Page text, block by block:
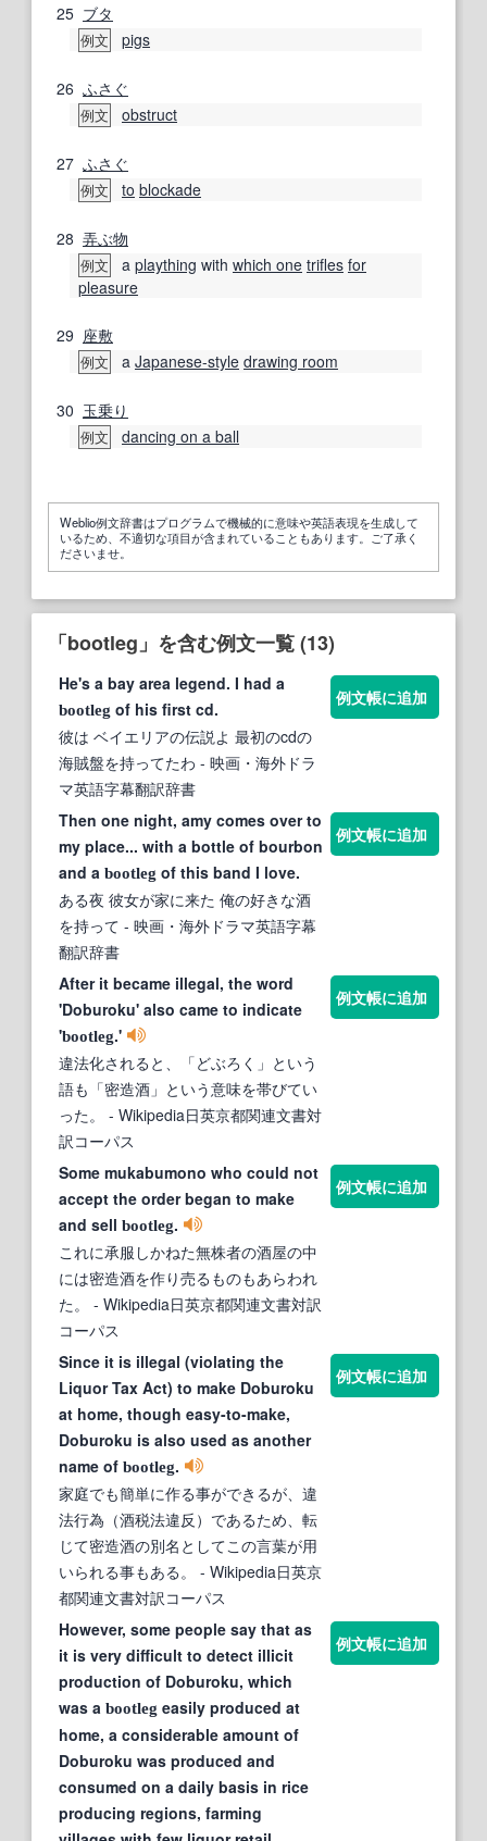
25 ブタ
例文 pigs
26 ふさぐ
例文 obstruct
27 ふさぐ
例文 to blockade
28 弄ぶ物
例文 a plaything with which one trifles for
pleasure
29 座敷
例文 a Japanese-style drawing room
30 玉乗り
例文 dancing on a ball
Weblio例文辞書はプログラムで機械的に意味や英語表現を生成して
いるため、不適切な項目が含まれていることもあります。ご了承く
ださいませ。
「bootleg」を含む例文一覧 (13)
He's a bay area legend. I had a
bootleg of his first cd.
彼は ベイエリアの伝説よ 最初のcdの
海賊盤を持ってたわ - 映画・海外ドラ
マ英語字幕翻訳辞書
例文帳に追加
Then one night, amy comes over to
my place... with a bottle of bourbon
and a bootleg of this band I love.
ある夜 彼女が家に来た 俺の好きな酒
を持って - 映画・海外ドラマ英語字幕
翻訳辞書
例文帳に追加
After it became illegal, the word
'Doburoku' also came to indicate
'bootleg.'
違法化されると、「どぶろく」という
語も「密造酒」という意味を帯びてい
った。
- Wikipedia日英京都関連文書対
訳コーパス
例文帳に追加
Some mukabumono who could not
accept the order began to make
and sell bootleg.
これに承服しかねた無株者の酒屋の中
には密造酒を作り売るものもあらわれ
た。
- Wikipedia日英京都関連文書対訳
コーパス
例文帳に追加
Since it is illegal (violating the
Liquor Tax Act) to make Doburoku
at home, though easy-to-make,
Doburoku is also used as another
name of bootleg.
家庭でも簡単に作る事ができるが、違
法行為（酒税法違反）であるため、転
じて密造酒の別名としてこの言葉が用
いられる事もある。
- Wikipedia日英京
都関連文書対訳コーパス
例文帳に追加
However, some people say that as
it is very difficult to detect illicit
production of Doburoku, which
was a bootleg easily produced at
home, a considerable amount of
Doburoku was produced and
consumed on a daily basis in rice
producing regions, farming
例文帳に追加